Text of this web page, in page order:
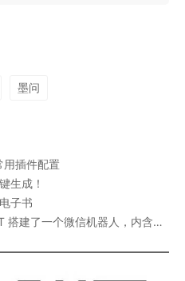
墨问
插件配置
生成！
子书
一个微信机器人，内含详细搭建流程